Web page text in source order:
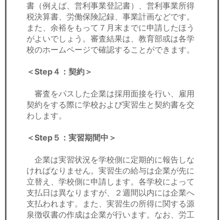
書（例えば、営利事業登記書）、営利事業所得
税決算書、労働保険記録、事業計画などです。
また、余裕をもって７月末までに申請したほう
がよいでしょう。審査結果は、教育部或は各学
校のホームページで確認することができます。
＜Step４：契約＞
審査をパスした企業は採用面接を行い、雇用
契約をする際に学校および実習生と契約書を交
わします。
＜Step５：実習期間中＞
企業は実習状況を学校側に定期的に報告しな
ければなりません。実習生の給与は企業が先に
立替え、学校側に申請します。各学校によって
支払日は異なりますが、２週間以内には企業へ
支払われます。また、実習生の所得に関する源
泉徴収書の作成は企業が行います。なお、労工